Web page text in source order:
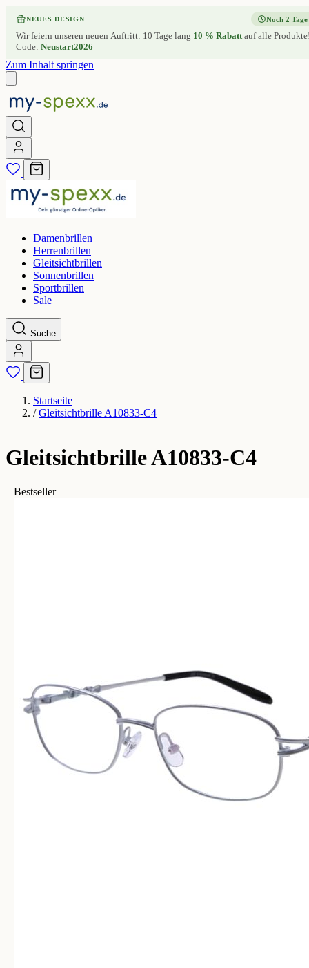
NEUES DESIGN
Wir feiern unseren neuen Auftritt: 10 Tage lang 10 % Rabattauf alle
Code: Neustart2026
Noch 2 Tage
Zum Inhalt springen
Damenbrillen
Herrenbrillen
Gleitsichtbrillen
Sonnenbrillen
Sportbrillen
Sale
Suche
Startseite
/ Gleitsichtbrille A10833-C4
Gleitsichtbrille A10833-C4
Bestseller